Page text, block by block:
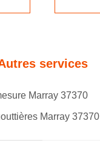
services
Marray 37370
Marray 37370